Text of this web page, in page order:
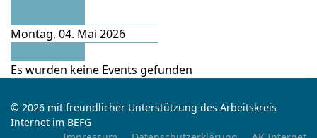
Montag, 04. Mai 2026
Es wurden keine Events gefunden
© 2026 mit freundlicher Unterstützung des Arbeitskreis
Internet im BEFG